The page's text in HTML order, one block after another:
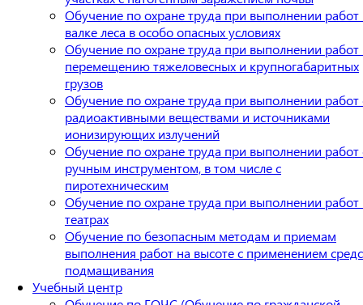
Обучение по охране труда при выполнении работ
валке леса в особо опасных условиях
Обучение по охране труда при выполнении работ
перемещению тяжеловесных и крупногабаритных
грузов
Обучение по охране труда при выполнении работ
радиоактивными веществами и источниками
ионизирующих излучений
Обучение по охране труда при выполнении работ
ручным инструментом, в том числе с
пиротехническим
Обучение по охране труда при выполнении работ
театрах
Обучение по безопасным методам и приемам
выполнения работ на высоте с применением
подмащивания
Учебный центр